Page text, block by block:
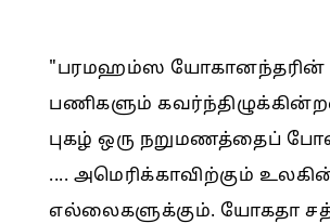
"பரமஹம்ஸ யோகானந்தரின்
பணிகளும்
புகழ் ஒரு நறுமணத்தைப்
.... அமெரிக்காவிற்கும்
எல்லைகளுக்கும். யோகதா